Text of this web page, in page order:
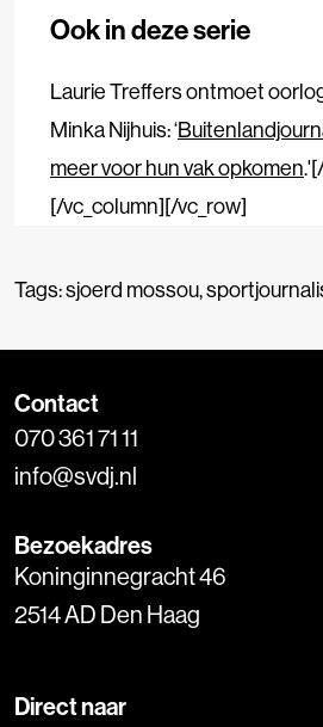
Ook in deze serie
Laurie Treffers ontmoet
Minka Nijhuis: ‘
meer voor hun vak opkomen
[/vc_column][/vc_row]
Tags:sjoerd mossou,
Contact
070 361 71 11
info@svdj.nl
Bezoekadres
Koninginnegracht 46
2514 AD Den Haag
Direct naar